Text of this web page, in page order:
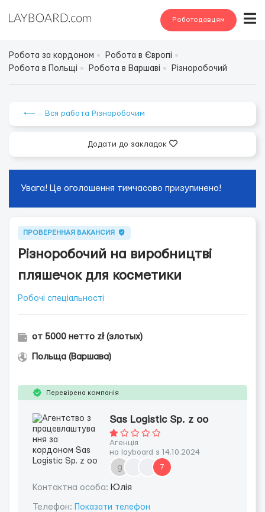
Роботодавцям
Робота за кордоном
Робота в Європі
Робота в Польщі
Робота в Варшаві Різноробочий
⟵ Вся работа Різноробочим
Додати до закладок
Увага! Це оголошення тимчасово призупинено!
ПРОВЕРЕННАЯ ВАКАНСИЯ
Різноробочий на виробництві
пляшечок для косметики
Робочі спеціальності
от 5000 нетто zł (злотых)
Польща (Варшава)
Перевірена компанія
Sas Logistic Sp. z oo
Агенція
на layboard з 14.10.2024
g 7
Контактна особа: Юлія
Телефон: Показати телефон